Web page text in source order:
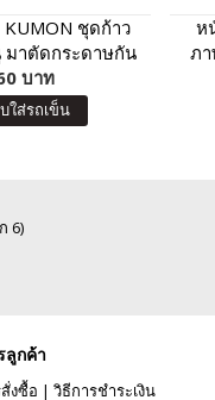
ชุดก้าว
มาตัดกระดาษกัน
อะ เล่ม 2
บาท
ใส่รถเข็น
ห
ภา
6)
ลูกค้า
งซื้อ | วิธีการชำระเงิน